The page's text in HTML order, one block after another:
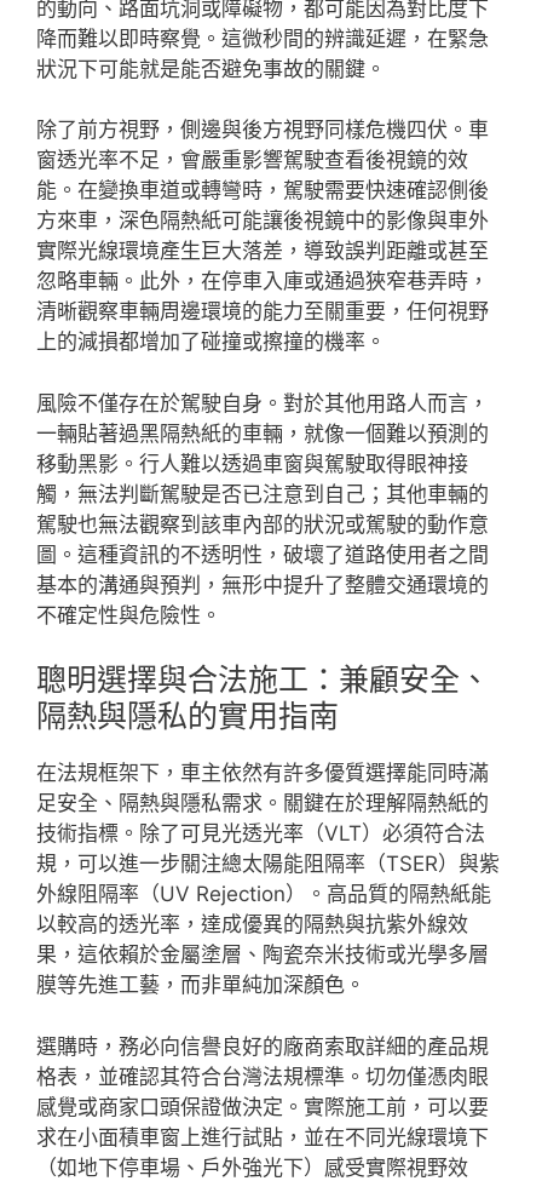
的動向、路面坑洞或障礙物，都可能因為對比度下
降而難以即時察覺。這微秒間的辨識延遲，在緊急
狀況下可能就是能否避免事故的關鍵。
除了前方視野，側邊與後方視野同樣危機四伏。車
窗透光率不足，會嚴重影響駕駛查看後視鏡的效
能。在變換車道或轉彎時，駕駛需要快速確認側後
方來車，深色隔熱紙可能讓後視鏡中的影像與車外
實際光線環境產生巨大落差，導致誤判距離或甚至
忽略車輛。此外，在停車入庫或通過狹窄巷弄時，
清晰觀察車輛周邊環境的能力至關重要，任何視野
上的減損都增加了碰撞或擦撞的機率。
風險不僅存在於駕駛自身。對於其他用路人而言，
一輛貼著過黑隔熱紙的車輛，就像一個難以預測的
移動黑影。行人難以透過車窗與駕駛取得眼神接
觸，無法判斷駕駛是否已注意到自己；其他車輛的
駕駛也無法觀察到該車內部的狀況或駕駛的動作意
圖。這種資訊的不透明性，破壞了道路使用者之間
基本的溝通與預判，無形中提升了整體交通環境的
不確定性與危險性。
聰明選擇與合法施工：兼顧安全、
隔熱與隱私的實用指南
在法規框架下，車主依然有許多優質選擇能同時滿
足安全、隔熱與隱私需求。關鍵在於理解隔熱紙的
技術指標。除了可見光透光率（VLT）必須符合法
規，可以進一步關注總太陽能阻隔率（TSER）與紫
外線阻隔率（UV Rejection）。高品質的隔熱紙能
以較高的透光率，達成優異的隔熱與抗紫外線效
果，這依賴於金屬塗層、陶瓷奈米技術或光學多層
膜等先進工藝，而非單純加深顏色。
選購時，務必向信譽良好的廠商索取詳細的產品規
格表，並確認其符合台灣法規標準。切勿僅憑肉眼
感覺或商家口頭保證做決定。實際施工前，可以要
求在小面積車窗上進行試貼，並在不同光線環境下
（如地下停車場、戶外強光下）感受實際視野效